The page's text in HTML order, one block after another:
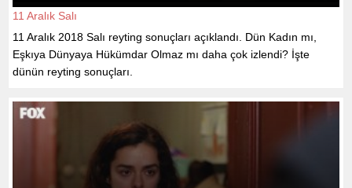
11 Aralık Salı
11 Aralık 2018 Salı reyting sonuçları açıklandı. Dün Kadın mı,
Eşkıya Dünyaya Hükümdar Olmaz mı daha çok izlendi? İşte
dünün reyting sonuçları.